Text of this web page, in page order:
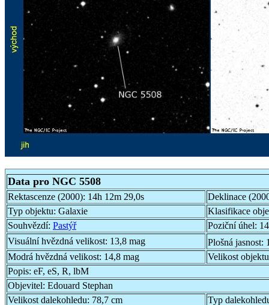
Data pro NGC 5508
Rektascenze (2000): 14h 12m 29,0s
Deklinace
Typ objektu: Galaxie
Klasifikace
Souhvězdí: Pastýř Poziční úhel:
Visuální hvězdná velikost: 13,8 mag Plošná jasnost:
Modrá hvězdná velikost: 14,8 mag
Velikost
Popis: eF, eS, R, lbM
Objevitel: Edouard Stephan
Velikost dalekohledu: 78,7 cm
Typ